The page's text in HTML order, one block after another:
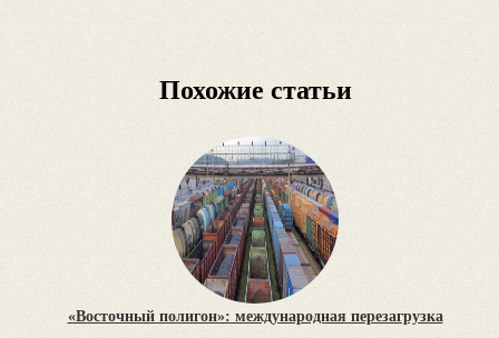
Похожие статьи
«Восточный полигон»: международная перезагрузка